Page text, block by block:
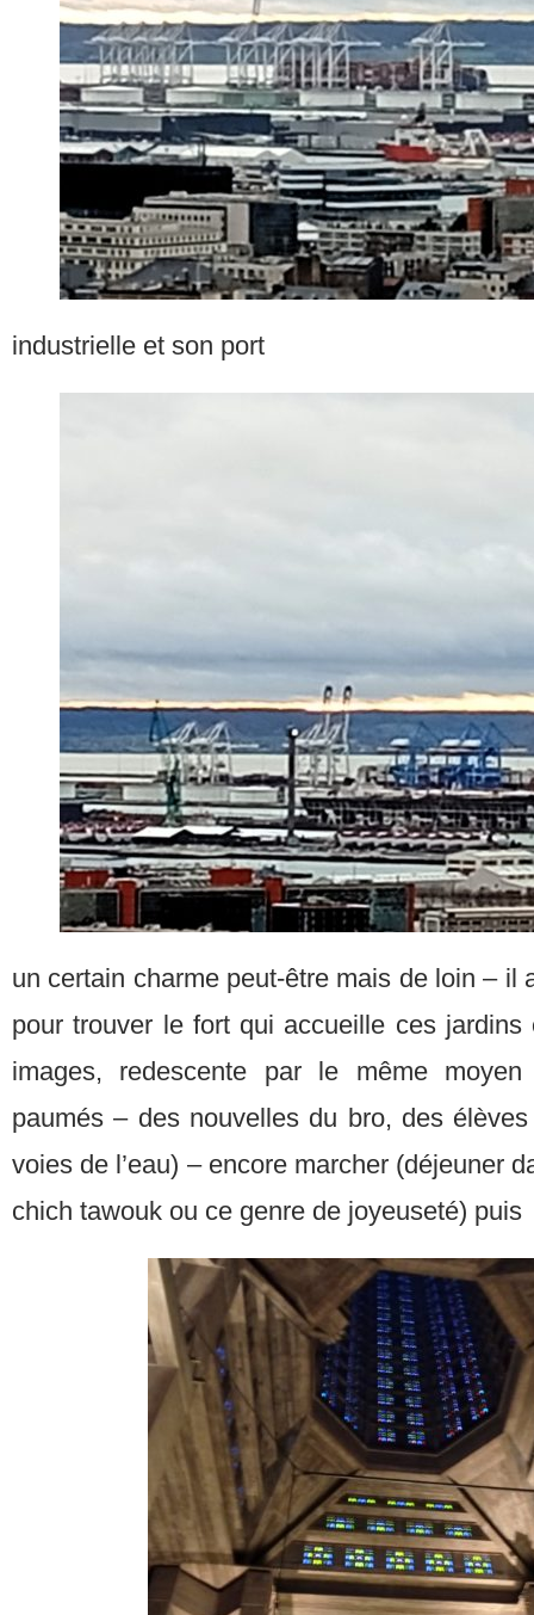
industrielle et son port
un certain charme peut-être mais de loin – il
pour trouver le fort qui accueille ces
images, redescente par le même
paumés – des nouvelles du bro, des
voies de l’eau) – encore marcher (déjeuner
chich tawouk ou ce genre de joyeuseté) puis